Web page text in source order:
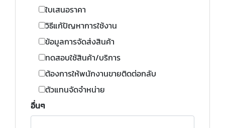
ใบเสนอราคา
วิธีแก้ปัญหาการใช้งาน
ข้อมูลการจัดส่งสินค้า
ทดสอบใช้สินค้า/บริการ
ต้องการให้พนักงานขายติดต่อกลับ
ตัวแทนจัดจำหน่าย
อื่นๆ